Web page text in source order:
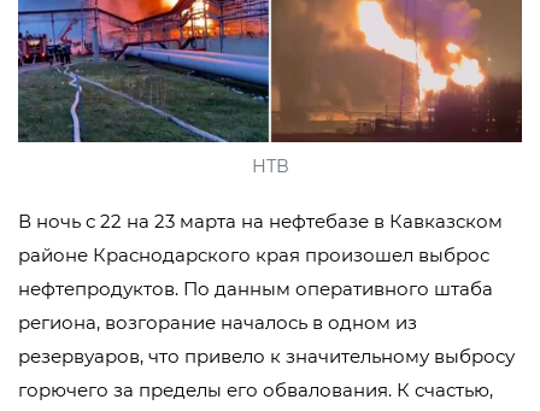
НТВ
В ночь с 22 на 23 марта на нефтебазе в Кавказском
районе Краснодарского края произошел выброс
нефтепродуктов. По данным оперативного штаба
региона, возгорание началось в одном из
резервуаров, что привело к значительному выбросу
горючего за пределы его обвалования. К счастью,